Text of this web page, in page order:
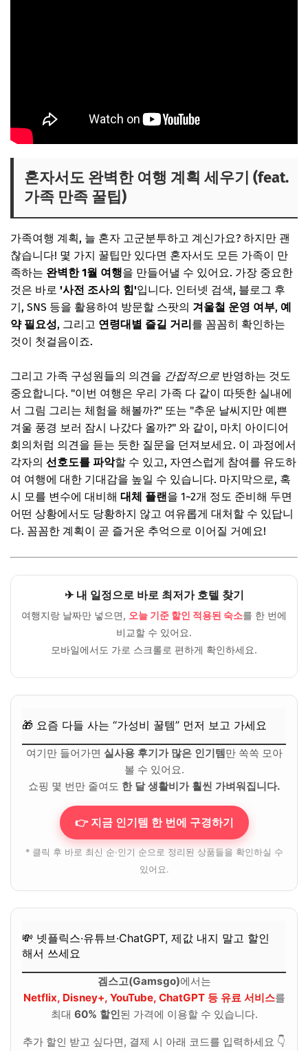
혼자서도 완벽한 여행 계획 세우기 (feat.
가족 만족 꿀팁)
가족여행 계획, 늘 혼자 고군분투하고 계신가요? 하지만 괜
찮습니다! 몇 가지 꿀팁만 있다면 혼자서도 모든 가족이 만
족하는 완벽한 1월 여행을 만들어낼 수 있어요. 가장 중요한
것은 바로 '사전 조사의 힘'입니다. 인터넷 검색, 블로그 후
기, SNS 등을 활용하여 방문할 스팟의 겨울철 운영 여부, 예
약 필요성, 그리고 연령대별 즐길 거리를 꼼꼼히 확인하는
것이 첫걸음이죠.
그리고 가족 구성원들의 의견을 간접적으로 반영하는 것도
중요합니다. "이번 여행은 우리 가족 다 같이 따뜻한 실내에
서 그림 그리는 체험을 해볼까?" 또는 "추운 날씨지만 예쁜
겨울 풍경 보러 잠시 나갔다 올까?" 와 같이, 마치 아이디어
회의처럼 의견을 듣는 듯한 질문을 던져보세요. 이 과정에서
각자의 선호도를 파악할 수 있고, 자연스럽게 참여를 유도하
여 여행에 대한 기대감을 높일 수 있습니다. 마지막으로, 혹
시 모를 변수에 대비해 대체 플랜을 1~2개 정도 준비해 두면
어떤 상황에서도 당황하지 않고 여유롭게 대처할 수 있답니
다. 꼼꼼한 계획이 곧 즐거운 추억으로 이어질 거예요!
✈ 내 일정으로 바로 최저가 호텔 찾기
여행지랑 날짜만 넣으면, 오늘 기준 할인 적용된 숙소를 한 번에
비교할 수 있어요.
모바일에서도 가로 스크롤로 편하게 확인하세요.
🎁 요즘 다들 사는 “가성비 꿀템” 먼저 보고 가세요
여기만 들어가면 실사용 후기가 많은 인기템만 쏙쏙 모아
볼 수 있어요.
쇼핑 몇 번만 줄여도 한 달 생활비가 훨씬 가벼워집니다.
👉 지금 인기템 한 번에 구경하기
* 클릭 후 바로 최신 순·인기 순으로 정리된 상품들을 확인하실 수
있어요.
💸 넷플릭스·유튜브·ChatGPT, 제값 내지 말고 할인
해서 쓰세요
겜스고(Gamsgo)에서는
Netflix, Disney+, YouTube, ChatGPT 등 유료 서비스를
최대 60% 할인된 가격에 이용할 수 있습니다.
추가 할인 받고 싶다면, 결제 시 아래 코드를 입력하세요 👇